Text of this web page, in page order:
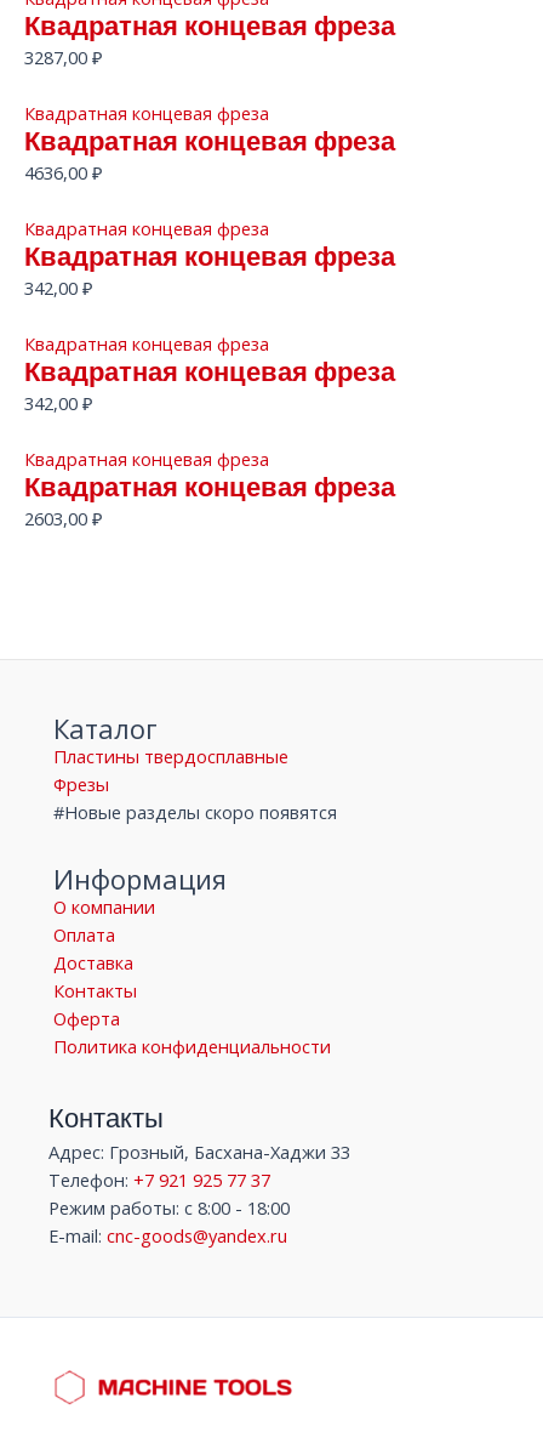
Квадратная концевая фреза
3287,00 ₽
Квадратная концевая фреза
Квадратная концевая фреза
4636,00 ₽
Квадратная концевая фреза
Квадратная концевая фреза
342,00 ₽
Квадратная концевая фреза
Квадратная концевая фреза
342,00 ₽
Квадратная концевая фреза
Квадратная концевая фреза
2603,00 ₽
Каталог
Пластины твердосплавные
Фрезы
#Новые разделы скоро появятся
Информация
О компании
Оплата
Доставка
Контакты
Оферта
Политика конфиденциальности
Контакты
Адрес: Грозный, Басхана-Хаджи 33
Телефон: +7 921 925 77 37
Режим работы: с 8:00 - 18:00
E-mail: cnc-goods@yandex.ru